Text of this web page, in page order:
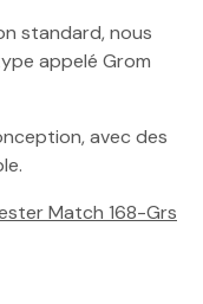
standard, nous
appelé Grom
avec des
Match 168-Grs